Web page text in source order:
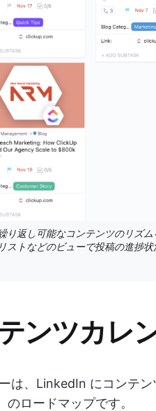
り返し可能なコンテンツのリズ
ストなどのビューで投稿の進捗状
ンツカレ
は、LinkedIn にコンテ
ロードマップです。